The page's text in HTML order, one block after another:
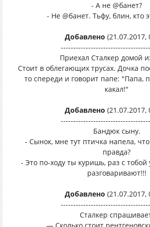
- А не @банет?
- Не @банет. Тьфу, блин, кто
Добавлено (21.07.2017,
Приехал Сталкер домой
Стоит в облегающих трусах. Дочка
то спереди и говорит папе: "Папа,
какал!"
Добавлено (21.07.2017,
Бандюк сыну.
- Сынок, мне тут птичка напела,
правда?
- Это по-ходу ты куришь, раз с
разговаривают!!!
Добавлено (21.07.2017,
Сталкер